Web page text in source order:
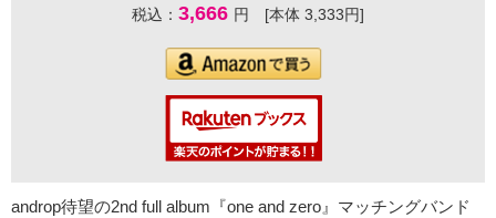
税込： 3,666 円 [本体 3,333円]
androp待望の2nd full album『one and zero』マッチングバンド